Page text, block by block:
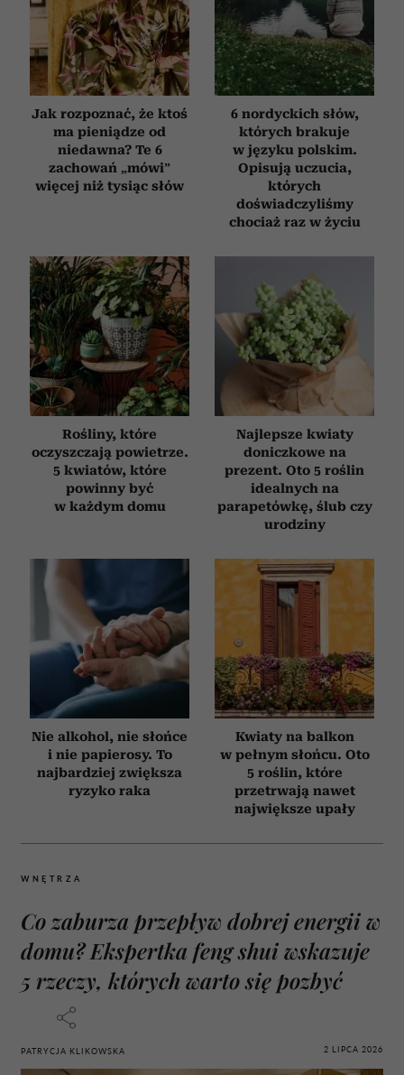
Jak rozpoznać, że ktoś
ma pieniądze od
niedawna? Te 6
zachowań „mówi”
więcej niż tysiąc słów
6 nordyckich słów,
których brakuje
w języku polskim.
Opisują uczucia,
których
doświadczyliśmy
chociaż raz w życiu
Rośliny, które
oczyszczają powietrze.
5 kwiatów, które
powinny być
w każdym domu
Najlepsze kwiaty
doniczkowe na
prezent. Oto 5 roślin
idealnych na
parapetówkę, ślub czy
urodziny
Nie alkohol, nie słońce
i nie papierosy. To
najbardziej zwiększa
ryzyko raka
Kwiaty na balkon
w pełnym słońcu. Oto
5 roślin, które
przetrwają nawet
największe upały
WNĘTRZA
Co zaburza przepływ dobrej energii w
domu? Ekspertka feng shui wskazuje
5 rzeczy, których warto się pozbyć
PATRYCJA KLIKOWSKA 2 LIPCA 2026